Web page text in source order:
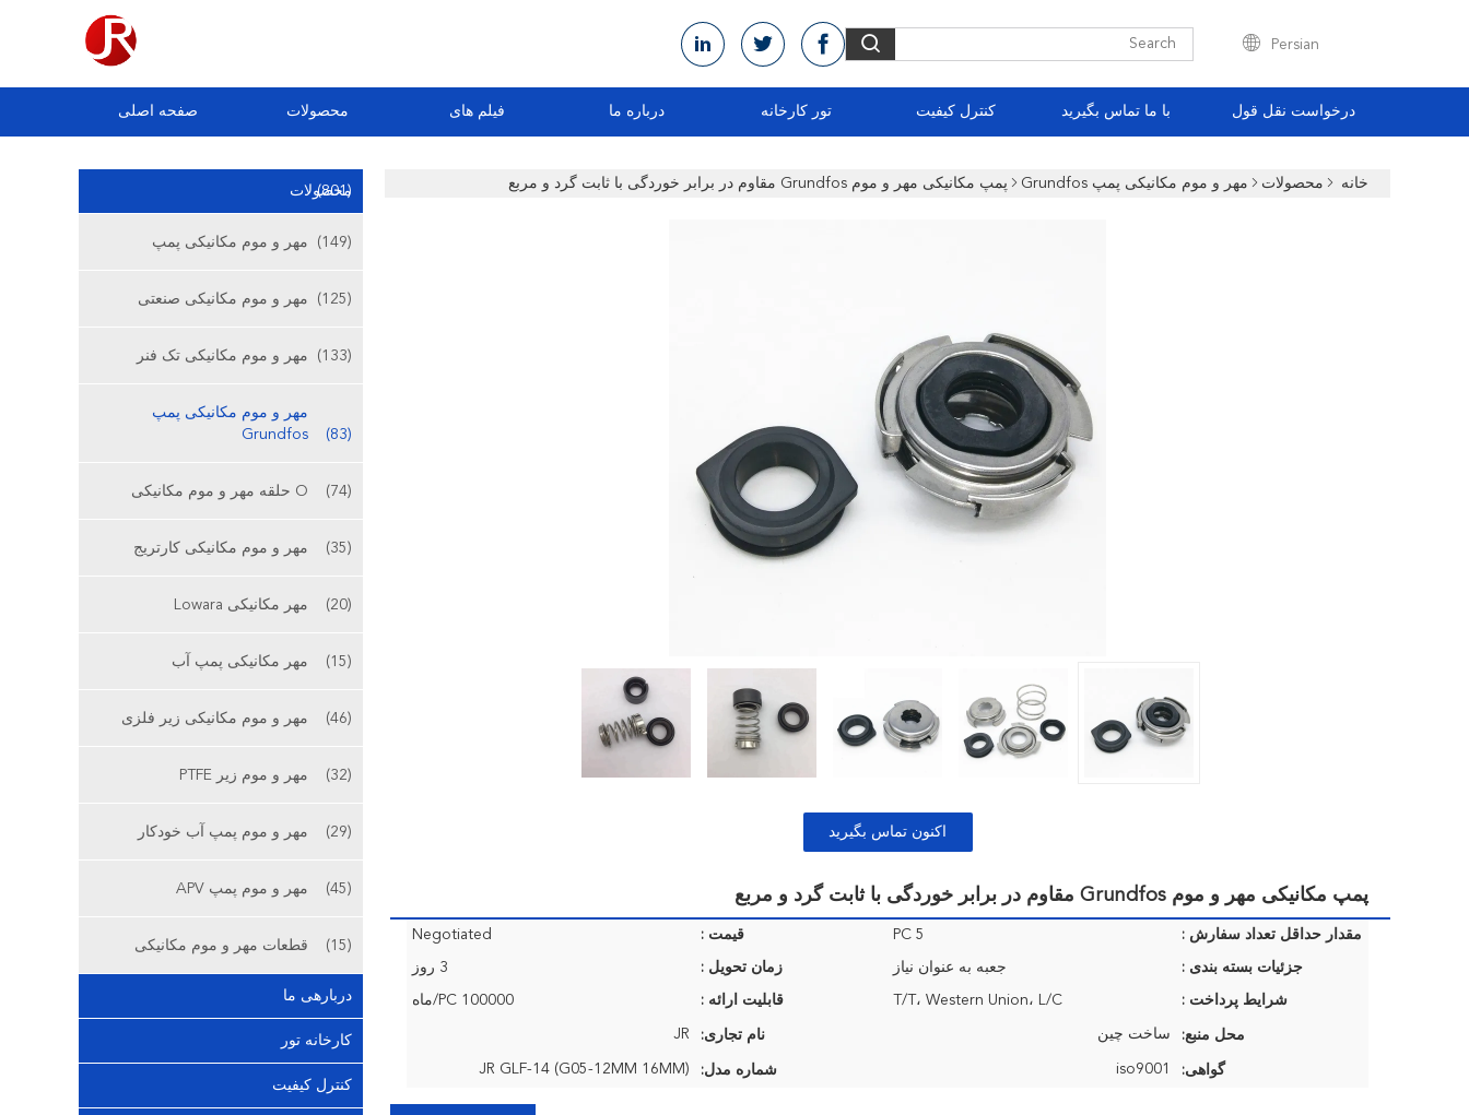
Persian
صفحه اصلی محصولات فیلم های درباره ما تور کارخانه کنترل کیفیت با ما تماس بگیرید درخواست نقل قول
محصولات(801)
مهر و موم مکانیکی پمپ (149)
مهر و موم مکانیکی صنعتی (125)
مهر و موم مکانیکی تک فنر (133)
مهر و موم مکانیکی پمپ
Grundfos
(83)
O حلقه مهر و موم مکانیکی (74)
مهر و موم مکانیکی کارتریج (35)
مهر مکانیکی Lowara (20)
مهر مکانیکی پمپ آب (15)
مهر و موم مکانیکی زیر فلزی (46)
مهر و موم زیر PTFE (32)
مهر و موم پمپ آب خودکار (29)
مهر و موم پمپ APV (45)
قطعات مهر و موم مکانیکی (15)
دربارهی ما
کارخانه تور
کنترل کیفیت
خانه محصولات مهر و موم مکانیکی پمپ Grundfos پمپ مکانیکی مهر و موم Grundfos مقاوم در برابر خوردگی با ثابت گرد و مربع
اکنون تماس بگیرید
پمپ مکانیکی مهر و موم Grundfos مقاوم در برابر خوردگی با ثابت گرد و مربع
مقدار حداقل تعداد سفارش : 5 PC قیمت : Negotiated
جزئیات بسته بندی : جعبه به عنوان نیاز زمان تحویل : 3 روز
شرایط پرداخت : T/T، Western Union، L/C قابلیت ارائه : 100000 PC/ماه
محل منبع: ساخت چین نام تجاری: JR
گواهی: iso9001 شماره مدل: JR GLF-14 (G05-12MM 16MM)